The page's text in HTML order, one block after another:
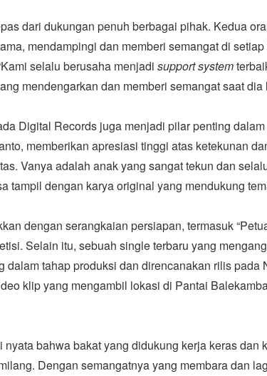
dari dukungan penuh berbagai pihak. Kedua
mendampingi dan memberi semangat di
selalu berusaha menjadi support system
mendengarkan dan memberi semangat saat dia
Digital Records juga menjadi pilar penting
memberikan apresiasi tinggi atas ketekunan
Vanya adalah anak yang sangat tekun dan
tampil dengan karya original yang mendukung
dengan serangkaian persiapan, termasuk
Selain itu, sebuah single terbaru yang
dalam tahap produksi dan direncanakan rilis pada
klip yang mengambil lokasi di Pantai
bahwa bakat yang didukung kerja keras dan
Dengan semangatnya yang membara dan